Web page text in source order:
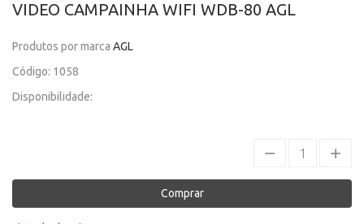
VIDEO CAMPAINHA WIFI WDB-80 AGL
Produtos por marca AGL
Código: 1058
Disponibilidade:
Comprar